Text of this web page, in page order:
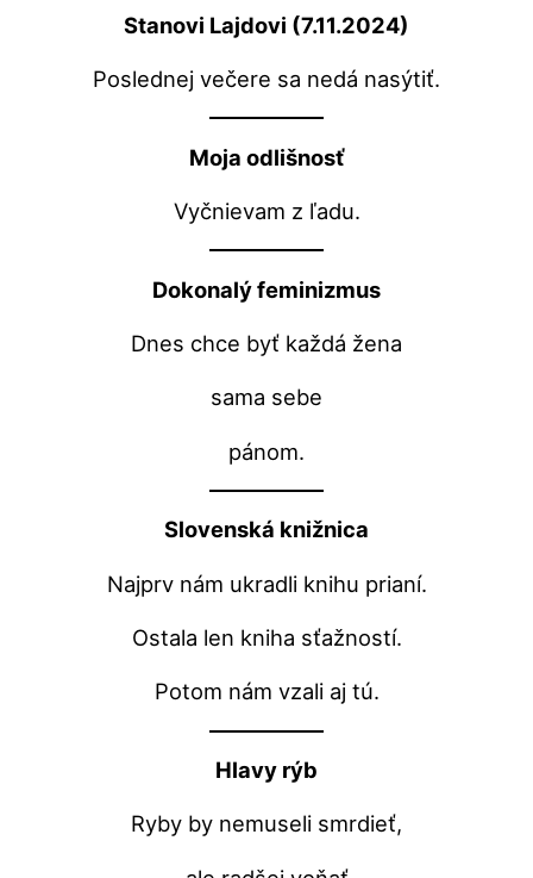
Stanovi Lajdovi (7.11.2024)
Poslednej večere sa nedá nasýtiť.
Moja odlišnosť
Vyčnievam z ľadu.
Dokonalý feminizmus
Dnes chce byť každá žena
sama sebe
pánom.
Slovenská knižnica
Najprv nám ukradli knihu prianí.
Ostala len kniha sťažností.
Potom nám vzali aj tú.
Hlavy rýb
Ryby by nemuseli smrdieť,